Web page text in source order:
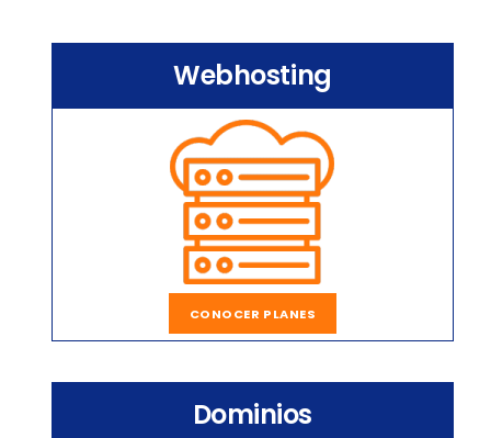
Webhosting
CONOCER PLANES
Dominios